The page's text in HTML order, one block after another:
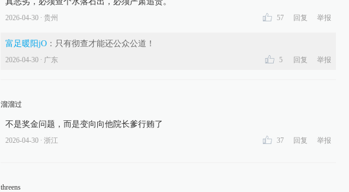
2026-04-30 ∙ 贵州 57 回复 举报
富足暖阳jO ： 只有彻查才能还公众公道！
2026-04-30 ∙ 广东 5 回复 举报
溜溜过
不是奖金问题，而是变向向他院长爹行贿了
2026-04-30 ∙ 浙江 37 回复 举报
threens